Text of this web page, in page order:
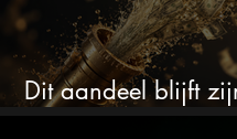
Dit aandeel blijft
verhogen, wat er